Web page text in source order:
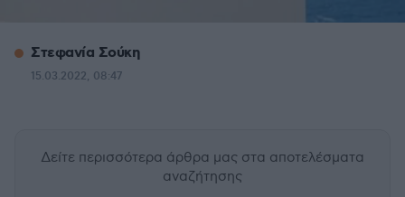
Στεφανία Σούκη
15.03.2022, 08:47
Δείτε περισσότερα άρθρα μας στα αποτελέσματα
αναζήτησης